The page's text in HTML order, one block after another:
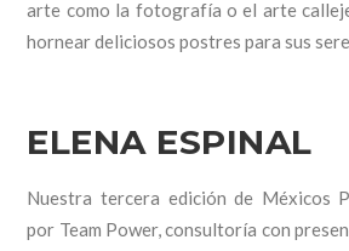
arte como la fotografía o el arte
hornear deliciosos postres para sus
ELENA ESPINAL
Nuestra tercera edición de Méxicos
por Team Power, consultoría con